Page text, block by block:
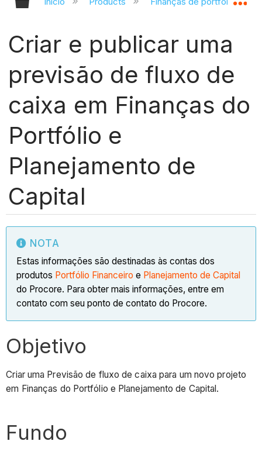
Criar e publicar uma
previsão de fluxo de
caixa em Finanças do
Portfólio e
Planejamento de
Capital
NOTA
Estas informações são destinadas às contas dos
produtos Portfólio Financeiro e Planejamento de Capital
do Procore. Para obter mais informações, entre em
contato com seu ponto de contato do Procore.
Objetivo
Criar uma Previsão de fluxo de caixa para um novo projeto
em Finanças do Portfólio e Planejamento de Capital.
Fundo